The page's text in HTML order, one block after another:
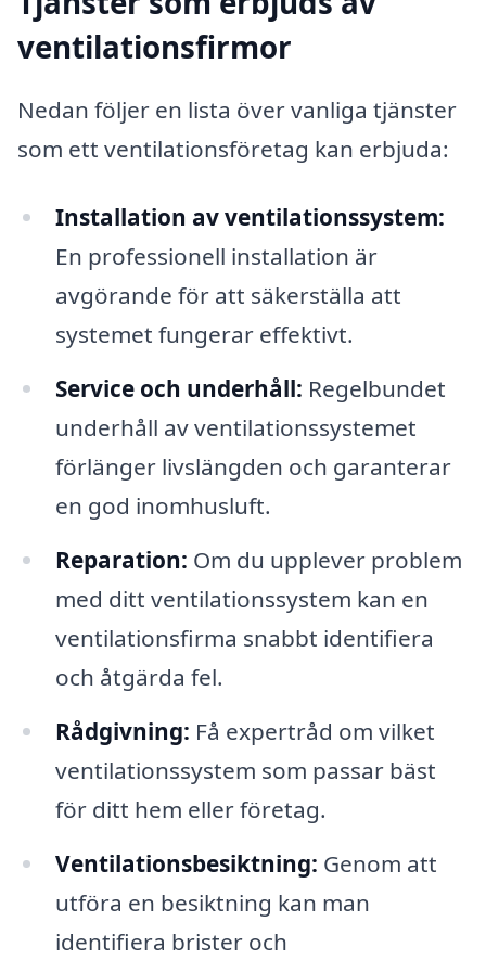
ventilationsfirmor
Nedan följer en lista över vanliga tjänster
som ett ventilationsföretag kan erbjuda:
Installation av ventilationssystem:
En professionell installation är
avgörande för att säkerställa att
systemet fungerar effektivt.
Service och underhåll: Regelbundet
underhåll av ventilationssystemet
förlänger livslängden och garanterar
en god inomhusluft.
Reparation: Om du upplever problem
med ditt ventilationssystem kan en
ventilationsfirma snabbt identifiera
och åtgärda fel.
Rådgivning: Få expertråd om vilket
ventilationssystem som passar bäst
för ditt hem eller företag.
Ventilationsbesiktning: Genom att
utföra en besiktning kan man
identifiera brister och